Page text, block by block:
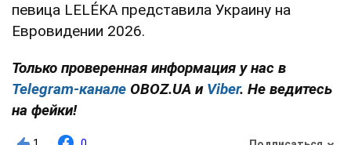
певица LELÉKA представила Украину на
Евровидении 2026.
Только проверенная информация у нас в
Telegram-канале OBOZ.UA и Viber. Не ведитесь
на фейки!